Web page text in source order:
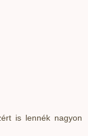
is lennék nagyon